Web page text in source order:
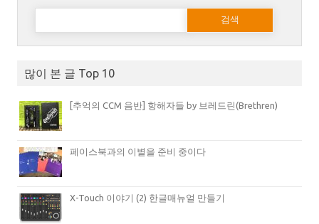
다음 검색:
많이 본 글 Top 10
[추억의 CCM 음반] 항해자들 by 브레드린(Brethren)
페이스북과의 이별을 준비 중이다
X-Touch 이야기 (2) 한글매뉴얼 만들기